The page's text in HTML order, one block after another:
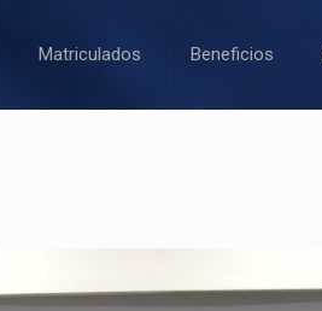
Matriculados Beneficios